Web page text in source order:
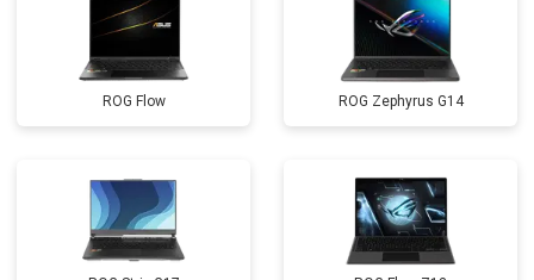
ROG Flow ROG Zephyrus G14